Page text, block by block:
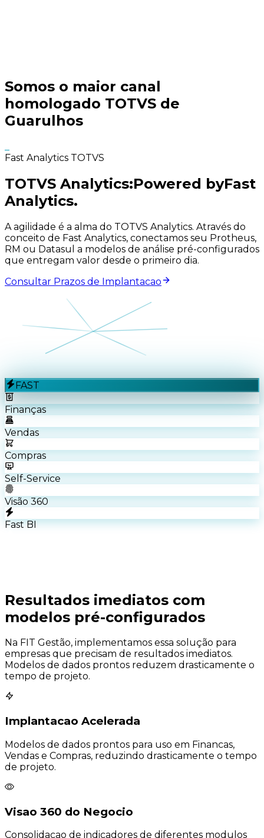
Somos o maior canal
homologado TOTVS de
Guarulhos
Fast Analytics TOTVS
TOTVS Analytics:Powered byFast
Analytics.
A agilidade é a alma do TOTVS Analytics. Através do
conceito de Fast Analytics, conectamos seu Protheus,
RM ou Datasul a modelos de análise pré-configurados
que entregam valor desde o primeiro dia.
Consultar Prazos de Implantacao
FAST
Finanças
Vendas
Compras
Self-Service
Visão 360
Fast BI
Resultados imediatos com
modelos pré-configurados
Na FIT Gestão, implementamos essa solução para
empresas que precisam de resultados imediatos.
Modelos de dados prontos reduzem drasticamente o
tempo de projeto.
Implantacao Acelerada
Modelos de dados prontos para uso em Financas,
Vendas e Compras, reduzindo drasticamente o tempo
de projeto.
Visao 360 do Negocio
Consolidacao de indicadores de diferentes modulos